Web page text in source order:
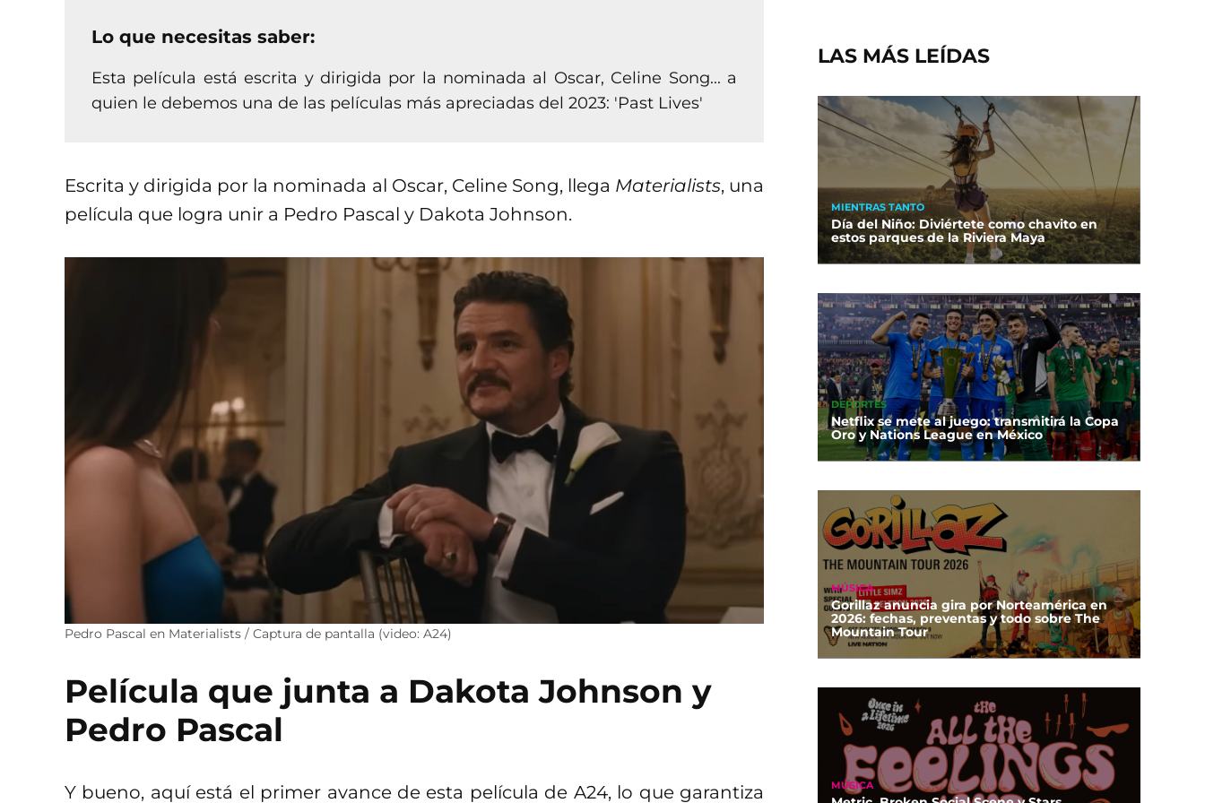
Lo que necesitas saber:
Esta película está escrita y dirigida por la nominada al Oscar, Celine Song... a
quien le debemos una de las películas más apreciadas del 2023: 'Past Lives'
Escrita y dirigida por la nominada al Oscar, Celine Song, llega Materialists, una
película que logra unir a Pedro Pascal y Dakota Johnson.
Pedro Pascal en Materialists / Captura de pantalla (video: A24)
Película que junta a Dakota Johnson y
Pedro Pascal
Y bueno, aquí está el primer avance de esta película de A24, lo que garantiza
LAS MÁS LEÍDAS
MIENTRAS TANTO
Día del Niño: Diviértete como chavito en
estos parques de la Riviera Maya
DEPORTES
Netflix se mete al juego: transmitirá la Copa
Oro y Nations League en México
MÚSICA
Gorillaz anuncia gira por Norteamérica en
2026: fechas, preventas y todo sobre The
Mountain Tour
MÚSICA